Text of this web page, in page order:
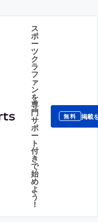
ス
ポ
ー
ツ
ク
ラ
フ
ァ
ン
を
専
門
サ
ポ
ー
ト
付
き
で
始
め
よ
う
！
無料 掲載